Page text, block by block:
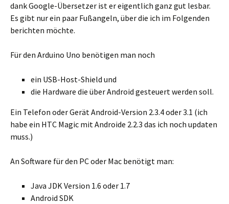
dank Google-Übersetzer ist er eigentlich ganz gut lesbar.
Es gibt nur ein paar Fußangeln, über die ich im Folgenden
berichten möchte.
Für den Arduino Uno benötigen man noch
ein USB-Host-Shield und
die Hardware die über Android gesteuert werden soll.
Ein Telefon oder Gerät Android-Version 2.3.4 oder 3.1 (ich
habe ein HTC Magic mit Androide 2.2.3 das ich noch updaten
muss.)
An Software für den PC oder Mac benötigt man:
Java JDK Version 1.6 oder 1.7
Android SDK